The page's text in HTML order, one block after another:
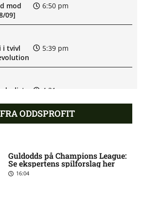
mod
09]
6:50 pm
i tvivl
5:39 pm
4:21 pm
– New
ODDSPROFIT
Guldodds på Champions League:
Se ekspertens spilforslag her
16:04